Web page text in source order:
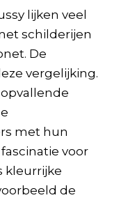
lijken veel
schilderijen
De
vergelijking.
met hun
voor
kleurrijke
de